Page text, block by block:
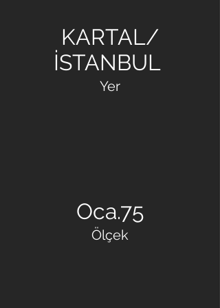
KARTAL/
İSTANBUL
Yer
Oca.75
Ölçek